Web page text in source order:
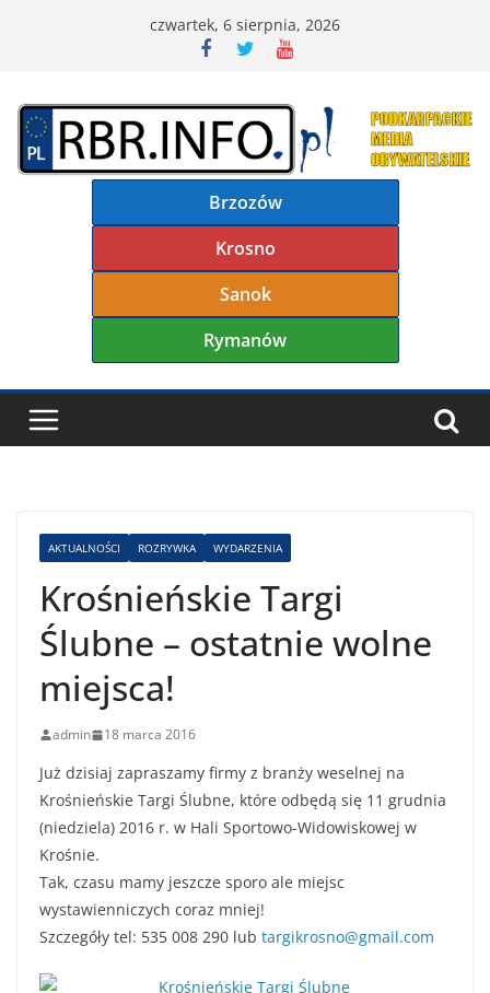
czwartek, 6 sierpnia, 2026
Brzozów
Krosno
Sanok
Rymanów
AKTUALNOŚCI ROZRYWKA WYDARZENIA
Krośnieńskie Targi
Ślubne – ostatnie wolne
miejsca!
admin 18 marca 2016
Już dzisiaj zapraszamy firmy z branży weselnej na
Krośnieńskie Targi Ślubne, które odbędą się 11 grudnia
(niedziela) 2016 r. w Hali Sportowo-Widowiskowej w
Krośnie.
Tak, czasu mamy jeszcze sporo ale miejsc
wystawienniczych coraz mniej!
Szczegóły tel: 535 008 290 lub targikrosno@gmail.com